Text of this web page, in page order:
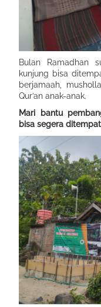
Bulan Ramadhan
kunjung bisa
berjamaah,
Qur’an anak-anak.
Mari bantu
bisa segera